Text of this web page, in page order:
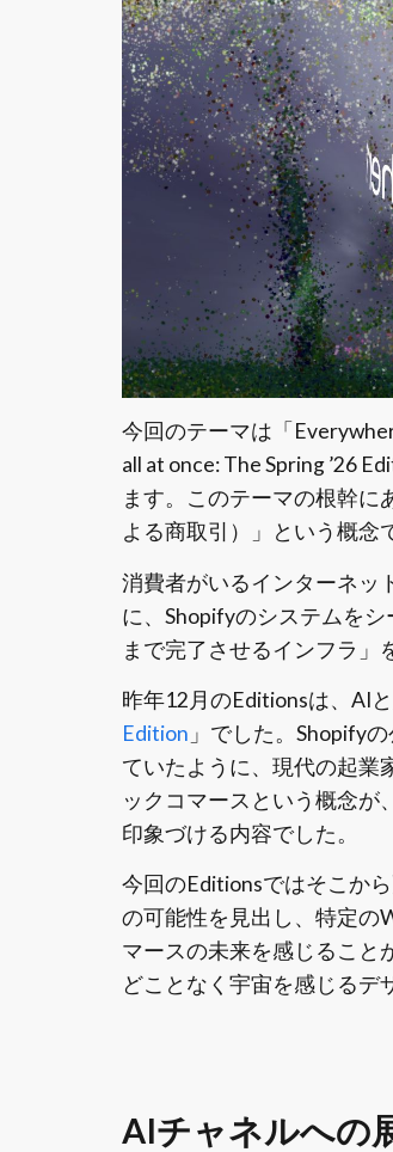
今回のテーマは「
all at once: The Spring ’26
ます。このテーマの根幹に
よる商取引）」という概念
消費者がいるインターネッ
に、Shopifyのシステムを
まで完了させるインフラ」
昨年12月のEditionsは、AI
Edition 」でした。Shopify
ていたように、現代の起業
ックコマースという概念が
印象づける内容でした。
今回のEditionsではそこか
の可能性を見出し、特定の
マースの未来を感じること
どことなく宇宙を感じるデ
AIチャネルへの